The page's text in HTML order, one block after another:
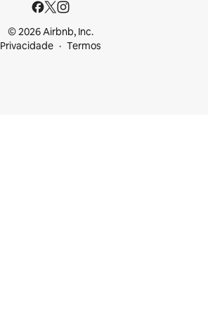
© 2026 Airbnb, Inc.
Privacidade
Termos